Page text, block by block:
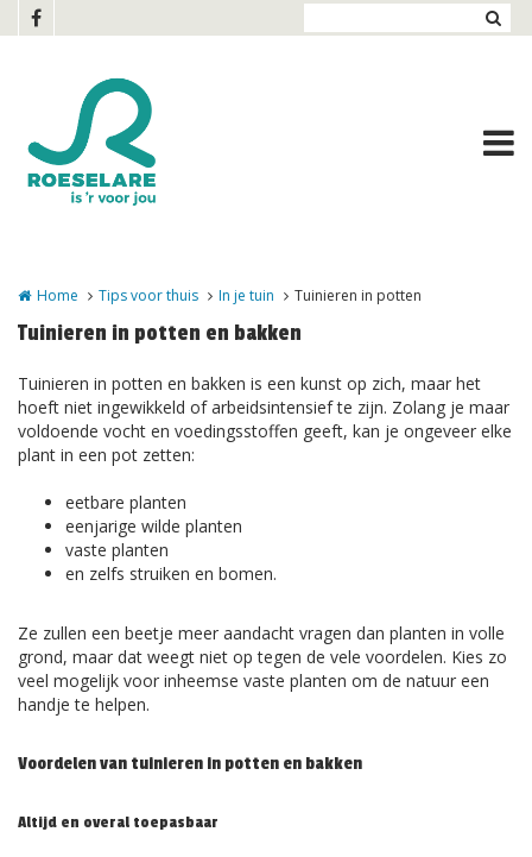
Overslaan en naar de inhoud gaan
Home Tips voor thuis In je tuin Tuinieren in potten
Tuinieren in potten en bakken
Tuinieren in potten en bakken is een kunst op zich, maar het
hoeft niet ingewikkeld of arbeidsintensief te zijn. Zolang je maar
voldoende vocht en voedingsstoffen geeft, kan je ongeveer elke
plant in een pot zetten:
eetbare planten
eenjarige wilde planten
vaste planten
en zelfs struiken en bomen.
Ze zullen een beetje meer aandacht vragen dan planten in volle
grond, maar dat weegt niet op tegen de vele voordelen. Kies zo
veel mogelijk voor inheemse vaste planten om de natuur een
handje te helpen.
Voordelen van tuinieren in potten en bakken
Altijd en overal toepasbaar